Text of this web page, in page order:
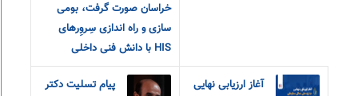
خراسان صورت گرفت، بومی
سازی و راه اندازی سِروِرهای
HIS با دانش فنی داخلی
آغاز ارزیابی نهایی
پیام تسلیت دکتر